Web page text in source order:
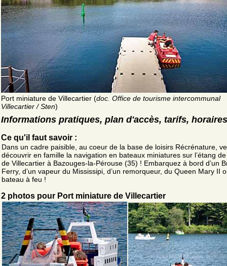
Port miniature de Villecartier (doc. Office de tourisme intercommunal
Villecartier / Sten)
Informations pratiques, plan d'accès, tarifs, horaires
Ce qu'il faut savoir :
Dans un cadre paisible, au coeur de la base de loisirs Récrénature,
découvrir en famille la navigation en bateaux miniatures sur l’étang
de Villecartier à Bazouges-la-Pérouse (35) ! Embarquez à bord d’un
Ferry, d’un vapeur du Mississipi, d’un remorqueur, du Queen Mary II
bateau à feu !
2 photos pour Port miniature de Villecartier